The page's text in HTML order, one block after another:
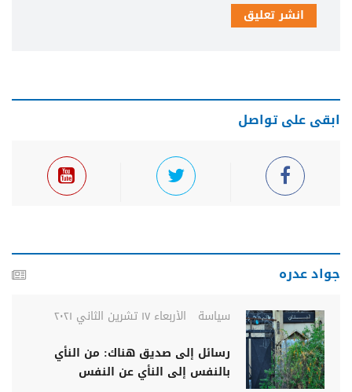
انشر تعليق
ابقى على تواصل
جواد عدره
سياسة
الأربعاء ١٧ تشرين الثاني ٢٠٢١
رسائل إلى صديق هناك: من النأي
بالنفس إلى النأي عن النفس